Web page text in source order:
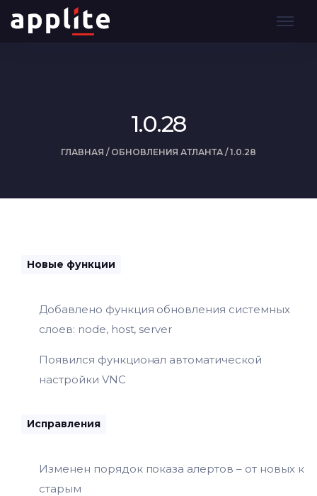
1.0.28
ГЛАВНАЯ / ОБНОВЛЕНИЯ АТЛАНТА /1.0.28
Новые функции
Добавлено функция обновления системных
слоев: node, host, server
Появился функционал автоматической
настройки VNC
Исправления
Изменен порядок показа алертов – от новых к
старым